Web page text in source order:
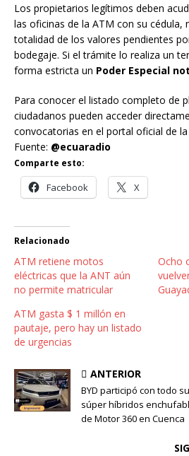
Los propietarios legítimos deben
las oficinas de la ATM con su cédula,
totalidad de los valores pendientes
bodegaje. Si el trámite lo realiza un
forma estricta un Poder Especial
Para conocer el listado completo de
ciudadanos pueden acceder
convocatorias en el portal oficial de
Fuente: @ecuaradio
Comparte esto:
Facebook X
Relacionado
ATM retiene motos
eléctricas que la ANT aún
no permite matricular
Ocho
ATM gasta $ 1 millón en
pautaje, pero hay un listado
de urgencias
ANTERIOR
BYD participó con todo
súper híbridos
de Motor 360 en Cuenca